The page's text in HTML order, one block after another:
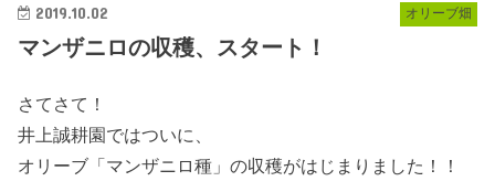
オリーブ畑
2019.10.02
マンザニロの収穫、スタート！
さてさて！
井上誠耕園ではついに、
オリーブ「マンザニロ種」の収穫がはじまりました！！